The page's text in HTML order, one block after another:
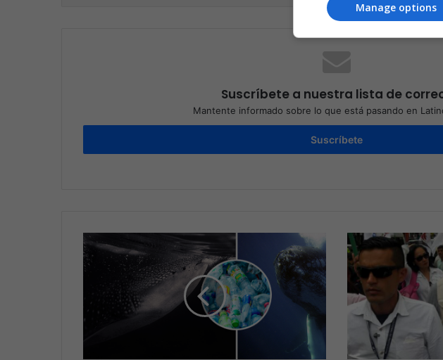
Suscríbete a nuestra lista de
Mantente informado sobre lo que está pasando en
Suscríbete
Manage options